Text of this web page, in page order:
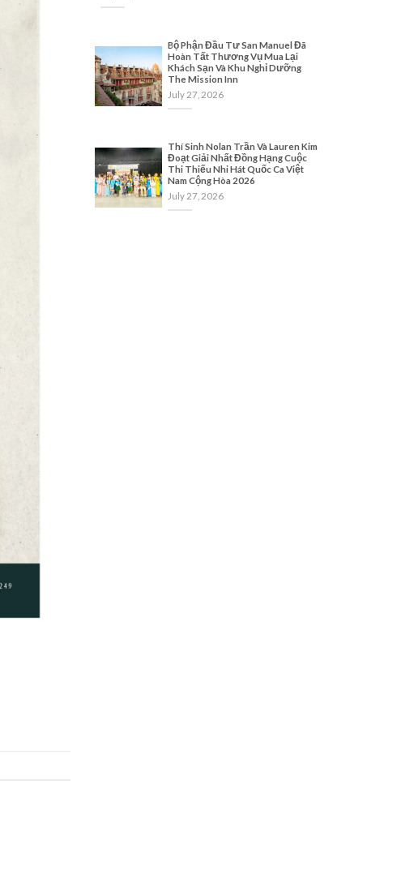
Bộ Phận Đầu Tư San Manuel Đã
Hoàn Tất Thương Vụ Mua Lại
Khách Sạn Và Khu Nghỉ Dưỡng
The Mission Inn
July 27, 2026
Thí Sinh Nolan Trần Và Lauren Kim
Đoạt Giải Nhất Đồng Hạng Cuộc
Thi Thiếu Nhi Hát Quốc Ca Việt
Nam Cộng Hòa 2026
July 27, 2026